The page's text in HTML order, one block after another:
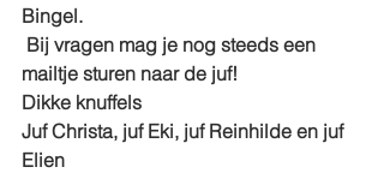
Bingel.
mailtje sturen naar de juf!
Dikke knuffels
Juf Christa, juf Eki, juf Reinhilde en juf
Elien